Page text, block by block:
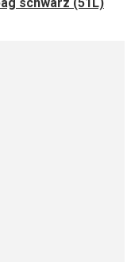
schwarz (51L)